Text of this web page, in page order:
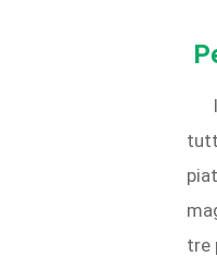
tre